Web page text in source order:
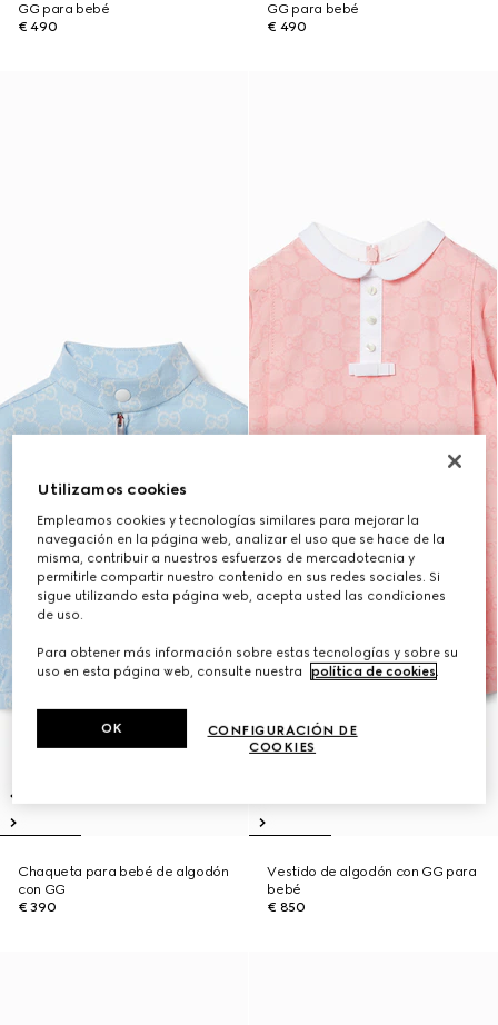
GG para bebé
€ 490
GG para bebé
€ 490
Chaqueta para bebé de algodón
con GG
€ 390
Vestido de algodón con GG para
bebé
€ 850
Utilizamos cookies
Empleamos cookies y tecnologías similares para mejorar la
navegación en la página web, analizar el uso que se hace de la
misma, contribuir a nuestros esfuerzos de mercadotecnia y
permitirle compartir nuestro contenido en sus redes sociales. Si
sigue utilizando esta página web, acepta usted las condiciones
de uso.
Para obtener más información sobre estas tecnologías y sobre su
uso en esta página web, consulte nuestra
política de cookies.
CONFIGURACIÓN DE
COOKIES
OK